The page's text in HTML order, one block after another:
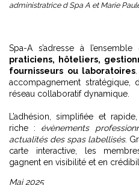
administratrice d Spa A et Marie
Spa-A s’adresse à
praticiens, hôteliers,
fournisseurs ou laboratoires
accompagnement stratégique,
réseau collaboratif dynamique.
L’adhésion, simplifiée et
riche : évènements
actualités des spas labellisés.
carte interactive, les
gagnent en visibilité et en
Mai 2025